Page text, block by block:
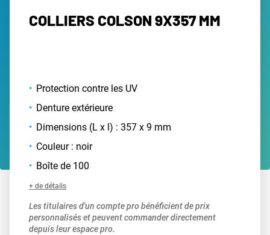
COLLIERS COLSON 9X357 MM
Protection contre les UV
Denture extérieure
Dimensions (L x l) : 357 x 9 mm
Couleur : noir
Boîte de 100
+ de détails
Les titulaires d'un compte pro bénéficient de prix
personnalisés et peuvent commander directement
depuis leur espace pro.